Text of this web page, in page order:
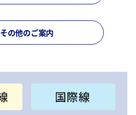
その他のご案内